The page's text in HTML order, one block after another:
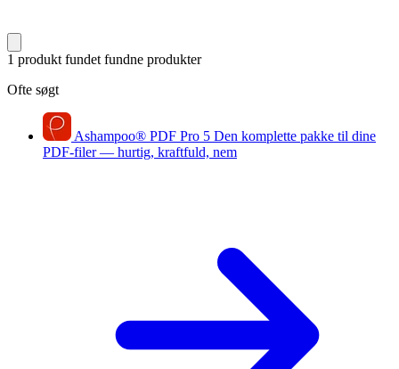
1 produkt fundet fundne produkter
Ofte søgt
Ashampoo® PDF Pro 5 Den komplette pakke til dine
PDF-filer — hurtig, kraftfuld, nem